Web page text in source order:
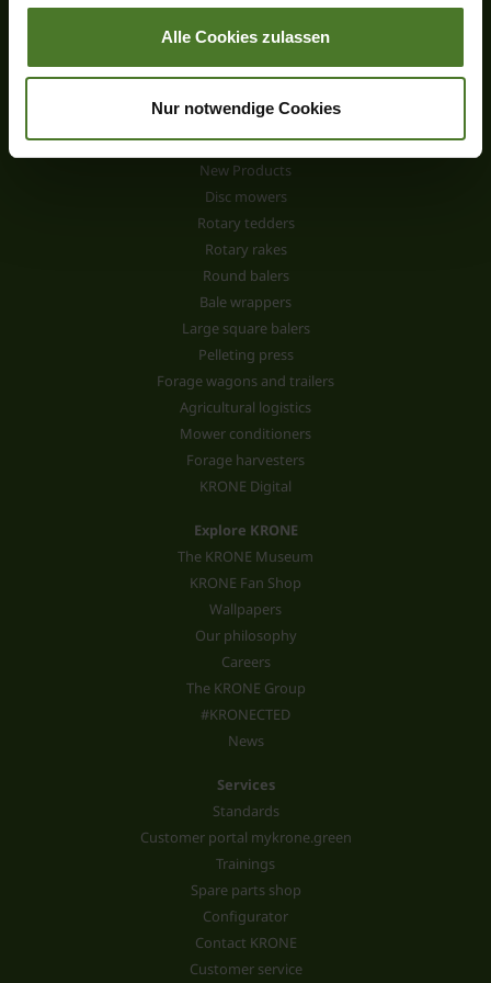
Alle Cookies zulassen
Nur notwendige Cookies
Products
New Products
Disc mowers
Rotary tedders
Rotary rakes
Round balers
Bale wrappers
Large square balers
Pelleting press
Forage wagons and trailers
Agricultural logistics
Mower conditioners
Forage harvesters
KRONE Digital
Explore KRONE
The KRONE Museum
KRONE Fan Shop
Wallpapers
Our philosophy
Careers
The KRONE Group
#KRONECTED
News
Services
Standards
Customer portal mykrone.green
Trainings
Spare parts shop
Configurator
Contact KRONE
Customer service